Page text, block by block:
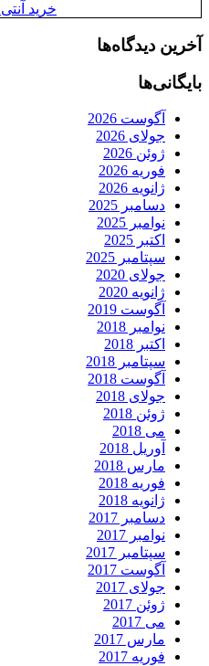
خرید
آخرین دیدگاه‌ها
بایگانی‌ها
آگوست 2026
جولای 2026
ژوئن 2026
فوریه 2026
ژانویه 2026
دسامبر 2025
نوامبر 2025
اکتبر 2025
سپتامبر 2025
جولای 2020
ژانویه 2020
آگوست 2019
نوامبر 2018
اکتبر 2018
سپتامبر 2018
آگوست 2018
جولای 2018
ژوئن 2018
می 2018
آوریل 2018
مارس 2018
فوریه 2018
ژانویه 2018
دسامبر 2017
نوامبر 2017
سپتامبر 2017
آگوست 2017
جولای 2017
ژوئن 2017
می 2017
مارس 2017
فوریه 2017